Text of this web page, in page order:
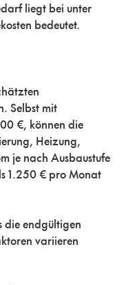
liegt bei unter
bedeutet.
Selbst mit
€, können die
Heizung,
je nach Ausbaustufe
1.250 € pro Monat
die endgültigen
variieren